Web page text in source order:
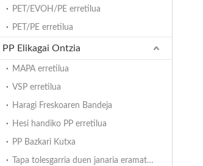
PET/EVOH/PE erretilua
PET/PE erretilua
PP Elikagai Ontzia
MAPA erretilua
VSP erretilua
Haragi Freskoaren Bandeja
Hesi handiko PP erretilua
PP Bazkari Kutxa
Tapa tolesgarria duen janaria eramateko ontzia